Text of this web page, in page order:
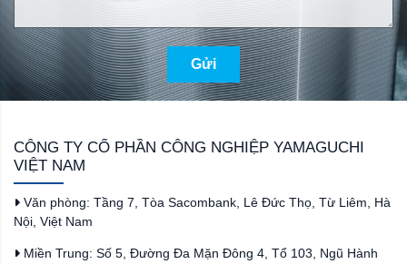
Gửi
CÔNG TY CỔ PHẦN CÔNG NGHIỆP YAMAGUCHI
VIỆT NAM
Văn phòng: Tầng 7, Tòa Sacombank, Lê Đức Thọ, Từ Liêm, Hà
Nội, Việt Nam
Miền Trung: Số 5, Đường Đa Mặn Đông 4, Tổ 103, Ngũ Hành